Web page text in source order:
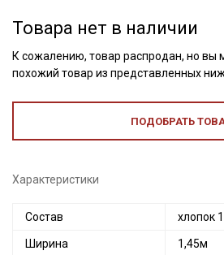
Товара нет в наличии
К сожалению, товар распродан, но вы
похожий товар из представленных
ПОДОБРАТЬ
Характеристики
Состав хлопок
Ширина 1,45м